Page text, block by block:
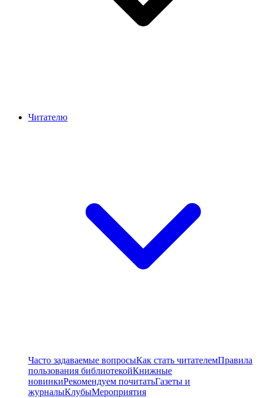
Читателю
Часто задаваемые вопросыКак стать читателемПравила
пользования библиотекойКнижные
новинкиРекомендуем почитатьГазеты и
журналыКлубыМероприятия